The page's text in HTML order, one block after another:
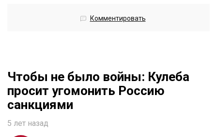
Комментировать
Чтобы не было войны: Кулеба
просит угомонить Россию
санкциями
5 лет назад